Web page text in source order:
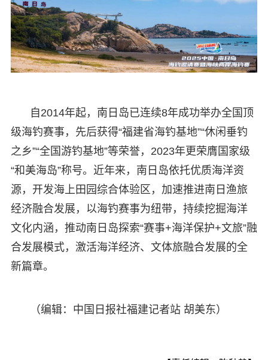
自2014年起，南日岛已连续8年成功举办全国顶
级海钓赛事，先后获得“福建省海钓基地”“休闲垂钓
之乡”“全国游钓基地”等荣誉，2023年更荣膺国家级
“和美海岛”称号。近年来，南日岛依托优质海洋资
源，开发海上田园综合体验区，加速推进南日渔旅
经济融合发展，以海钓赛事为纽带，持续挖掘海洋
文化内涵，推动南日岛探索“赛事+海洋保护+文旅”融
合发展模式，激活海洋经济、文体旅融合发展的全
新篇章。
（编辑：中国日报社福建记者站 胡美东）